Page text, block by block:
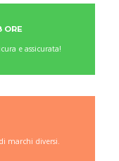
ORE
e assicurata!
marchi diversi.